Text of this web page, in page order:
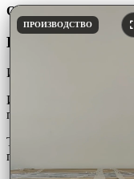
ОКТМО
45907000000
Юридическая
Интернет-каталог
Информация и цены,
публичной офертой
Точную стоимость
по телефону.
ПРОИЗВОДСТВО